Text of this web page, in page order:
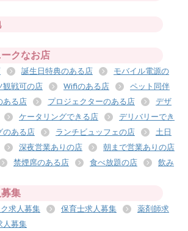
クなお店
誕生日特典のある店
モバイル電源の
観戦可の店 Wifiのある店
ペット同伴
ある店 プロジェクターのある店
デザ
ケータリングできる店
デリバリーでき
のある店 ランチビュッフェの店
土日
深夜営業ありの店
朝まで営業ありの店
禁煙席のある店 食べ放題の店
飲み
集
求人募集 保育士求人募集
薬剤師求
人募集